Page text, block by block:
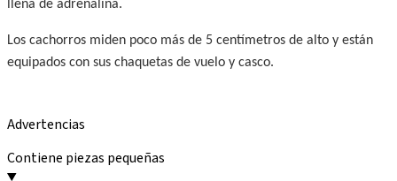
llena de adrenalina.
Los cachorros miden poco más de 5 centímetros de alto y están
equipados con sus chaquetas de vuelo y casco.
Advertencias
Contiene piezas pequeñas